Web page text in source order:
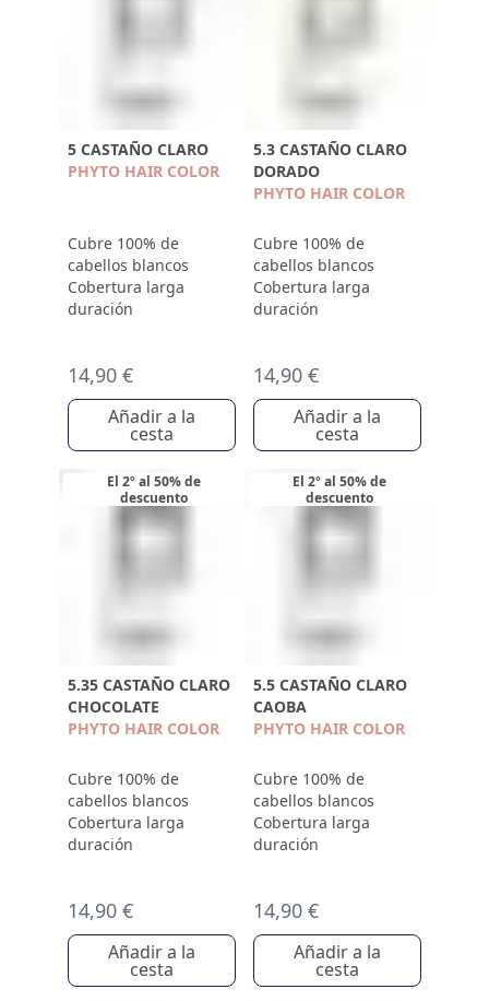
5 CASTAÑO CLARO
PHYTO HAIR COLOR
Cubre 100% de
cabellos blancos
Cobertura larga
duración
14,90 €
Añadir a la
cesta
5.3 CASTAÑO CLARO
DORADO
PHYTO HAIR COLOR
Cubre 100% de
cabellos blancos
Cobertura larga
duración
14,90 €
Añadir a la
cesta
El 2º al 50% de
descuento
5.35 CASTAÑO CLARO
CHOCOLATE
PHYTO HAIR COLOR
Cubre 100% de
cabellos blancos
Cobertura larga
duración
14,90 €
Añadir a la
cesta
El 2º al 50% de
descuento
5.5 CASTAÑO CLARO
CAOBA
PHYTO HAIR COLOR
Cubre 100% de
cabellos blancos
Cobertura larga
duración
14,90 €
Añadir a la
cesta